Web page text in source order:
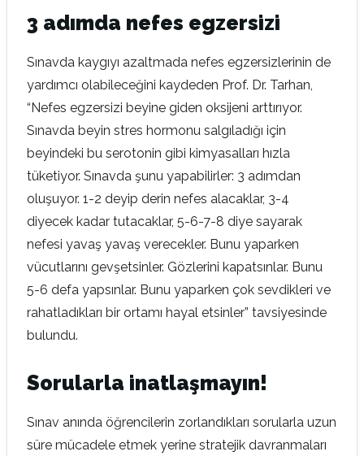
3 adımda nefes egzersizi
Sınavda kaygıyı azaltmada nefes egzersizlerinin de
yardımcı olabileceğini kaydeden Prof. Dr. Tarhan,
“Nefes egzersizi beyine giden oksijeni arttırıyor.
Sınavda beyin stres hormonu salgıladığı için
beyindeki bu serotonin gibi kimyasalları hızla
tüketiyor. Sınavda şunu yapabilirler: 3 adımdan
oluşuyor. 1-2 deyip derin nefes alacaklar, 3-4
diyecek kadar tutacaklar, 5-6-7-8 diye sayarak
nefesi yavaş yavaş verecekler. Bunu yaparken
vücutlarını gevşetsinler. Gözlerini kapatsınlar. Bunu
5-6 defa yapsınlar. Bunu yaparken çok sevdikleri ve
rahatladıkları bir ortamı hayal etsinler” tavsiyesinde
bulundu.
Sorularla inatlaşmayın!
Sınav anında öğrencilerin zorlandıkları sorularla uzun
süre mücadele etmek yerine stratejik davranmaları